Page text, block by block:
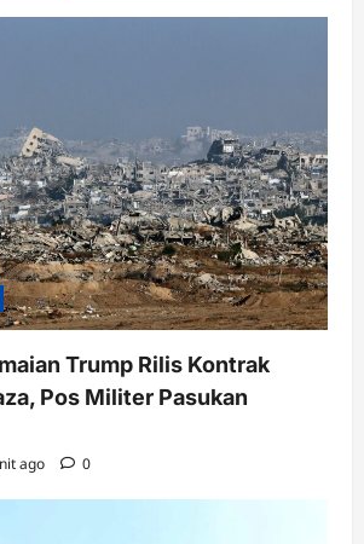
Trump Rilis Kontrak
Pos Militer Pasukan
ago 0